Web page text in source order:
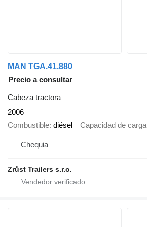
MAN TGA.41.880
Precio a consultar
Cabeza tractora
2006
Combustible diésel Capacidad de carga
Chequia
Zrůst Trailers s.r.o.